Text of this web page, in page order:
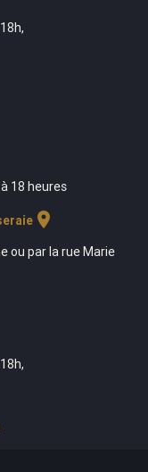
18 heures
location_on
ou par la rue Marie